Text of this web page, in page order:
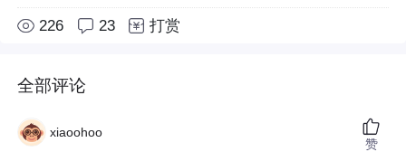
226 23 打赏
全部评论
xiaoohoo
赞